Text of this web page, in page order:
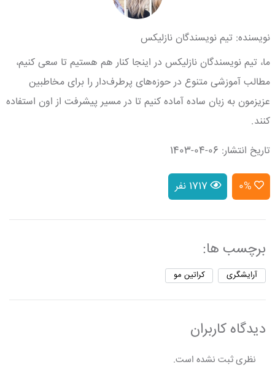
نویسنده: تیم نویسندگان نازلیکس
ما، تیم نویسندگان نازلیکس در اینجا کنار هم هستیم تا سعی کنیم،
مطالب آموزشی متنوع در حوزه‌های پرطرف‌دار را برای مخاطبین
عزیزمون به زبان ساده آماده کنیم تا در مسیر پیشرفت از اون استفاده
کنند.
تاریخ انتشار: 06-04-1403
0% 1717 نفر
برچسب ها:
آرایشگری کراتین مو
دیدگاه کاربران
نظری ثبت نشده است.